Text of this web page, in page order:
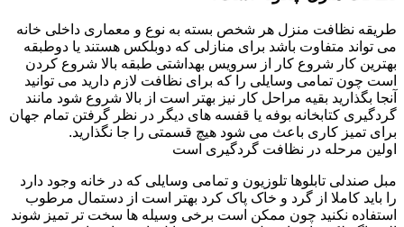
طریقه نظافت منزل هر شخص بسته به نوع و معماری داخلی خانه
می تواند متفاوت باشد برای منازلی که دوبلکس هستند یا دوطبقه
بهترین کار شروع کار از سرویس بهداشتی طبقه بالا شروع کردن
است چون تمامی وسایلی را که برای نظافت لازم دارید می توانید
آنجا بگذارید بقیه مراحل کار نیز بهتر است از بالا شروع شود مانند
گردگیری کتابخانه بوفه یا قفسه های دیگر در نظر گرفتن تمام جهان
برای تمیز کاری باعث می شود هیچ قسمتی را جا نگذارید.
اولین مرحله در نظافت گردگیری است
مبل صندلی تابلوها تلوزیون و تمامی وسایلی که در خانه وجود دارد
را باید کاملا از گرد و خاک پاک کرد بهتر است از دستمال مرطوب
استفاده نکنید چون ممکن است برخی وسیله ها سخت تر تمیز شوند